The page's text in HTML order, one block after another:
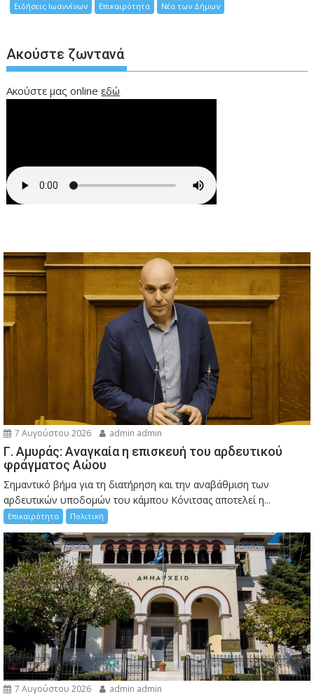
Ειδήσεις Ιωαννίνων Επικαιρότητα Νέα των Δήμων
Ακούστε ζωντανά
Ακούστε μας onlineεδώ
7 Αυγούστου 2026 admin admin
Γ. Αμυράς: Αναγκαία η επισκευή του αρδευτικού
φράγματος Αώου
Σημαντικό βήμα για τη διατήρηση και την αναβάθμιση των
αρδευτικών υποδομών του κάμπου Κόνιτσας αποτελεί η...
Επικαιρότητα Πολιτική
7 Αυγούστου 2026 admin admin